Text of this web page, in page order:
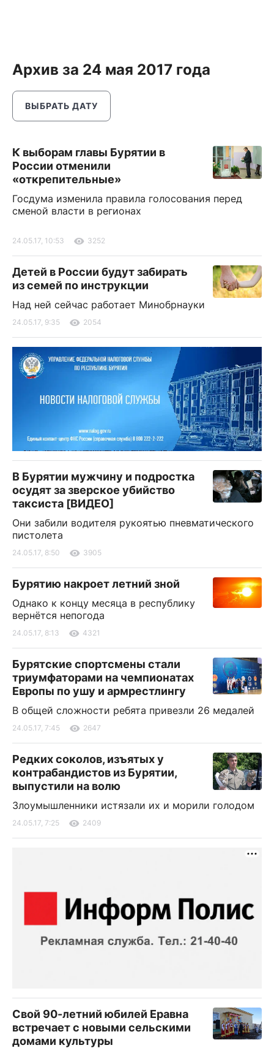
Архив за 24 мая 2017 года
ВЫБРАТЬ ДАТУ
К выборам главы Бурятии в
России отменили
«открепительные»
Госдума изменила правила голосования перед
сменой власти в регионах
24.05.17, 10:53 3252
Детей в России будут забирать
из семей по инструкции
Над ней сейчас работает Минобрнауки
24.05.17, 9:35 2054
В Бурятии мужчину и подростка
осудят за зверское убийство
таксиста [ВИДЕО]
Они забили водителя рукоятью пневматического
пистолета
24.05.17, 8:50 3905
Бурятию накроет летний зной
Однако к концу месяца в республику
вернётся непогода
24.05.17, 8:13 4321
Бурятские спортсмены стали
триумфаторами на чемпионатах
Европы по ушу и армрестлингу
В общей сложности ребята привезли 26 медалей
24.05.17, 7:45 2647
Редких соколов, изъятых у
контрабандистов из Бурятии,
выпустили на волю
Злоумышленники истязали их и морили голодом
24.05.17, 7:25 2409
Свой 90-летний юбилей Еравна
встречает с новыми сельскими
домами культуры